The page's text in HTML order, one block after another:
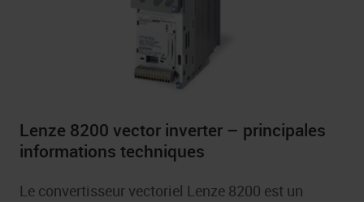
Lenze 8200 vector inverter – principales
informations techniques
Le convertisseur vectoriel Lenze 8200 est un